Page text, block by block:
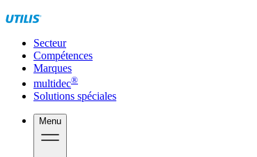
Secteur
Compétences
Marques
multidec®
Solutions spéciales
Menu